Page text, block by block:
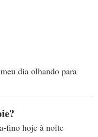
dia olhando para
fino hoje à noite